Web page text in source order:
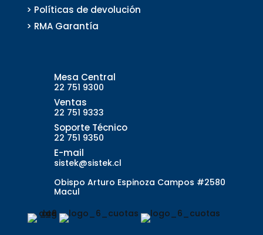
> Políticas de devolución
> RMA Garantía
Mesa Central
22 751 9300
Ventas
22 751 9333
Soporte Técnico
22 751 9350
E-mail
sistek@sistek.cl
Obispo Arturo Espinoza Campos #2580
Macul